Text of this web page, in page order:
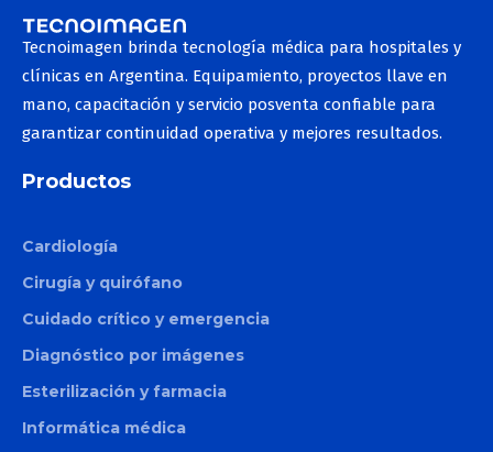
Tecnoimagen brinda tecnología médica para hospitales y
clínicas en Argentina. Equipamiento, proyectos llave en
mano, capacitación y servicio posventa confiable para
garantizar continuidad operativa y mejores resultados.
Productos
Cardiología
Cirugía y quirófano
Cuidado crítico y emergencia
Diagnóstico por imágenes
Esterilización y farmacia
Informática médica